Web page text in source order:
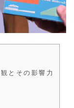
とその影響力